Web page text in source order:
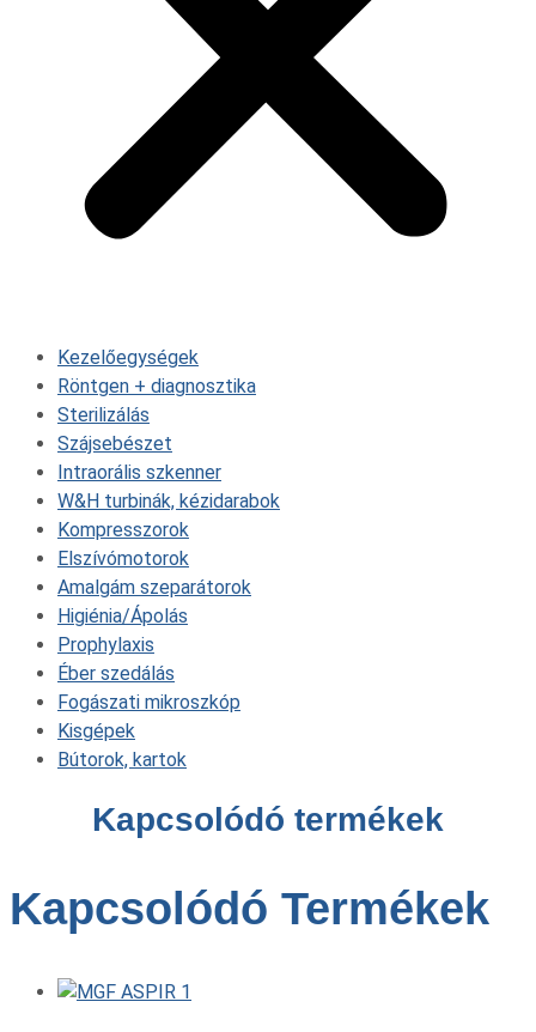
Kezelőegységek
Röntgen + diagnosztika
Sterilizálás
Szájsebészet
Intraorális szkenner
W&H turbinák, kézidarabok
Kompresszorok
Elszívómotorok
Amalgám szeparátorok
Higiénia/Ápolás
Prophylaxis
Éber szedálás
Fogászati mikroszkóp
Kisgépek
Bútorok, kartok
Kapcsolódó termékek
Kapcsolódó Termékek